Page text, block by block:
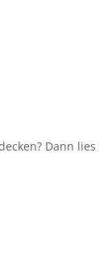
Dann lies